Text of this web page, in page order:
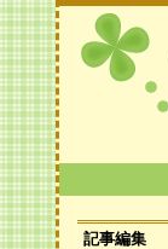
記事編集